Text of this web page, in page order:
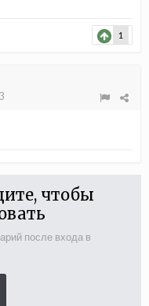
1
чтобы
после входа в